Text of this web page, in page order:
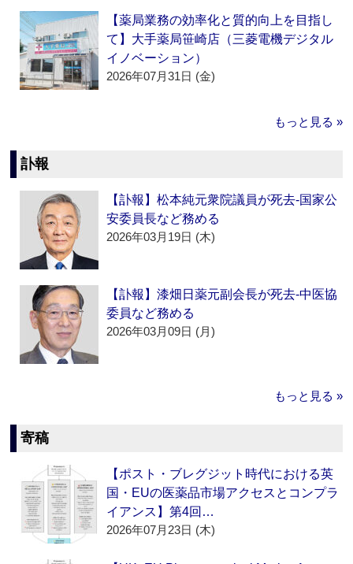
【薬局業務の効率化と質的向上を目指し
て】大手薬局笹崎店（三菱電機デジタル
イノベーション）
2026年07月31日 (金)
もっと見る »
訃報
【訃報】松本純元衆院議員が死去‐国家公
安委員長など務める
2026年03月19日 (木)
【訃報】漆畑日薬元副会長が死去‐中医協
委員など務める
2026年03月09日 (月)
もっと見る »
寄稿
【ポスト・ブレグジット時代における英
国・EUの医薬品市場アクセスとコンプラ
イアンス】第4回…
2026年07月23日 (木)